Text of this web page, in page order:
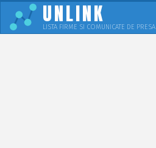
UNLINK
LISTA FIRME SI COMUNICATE DE PRESA